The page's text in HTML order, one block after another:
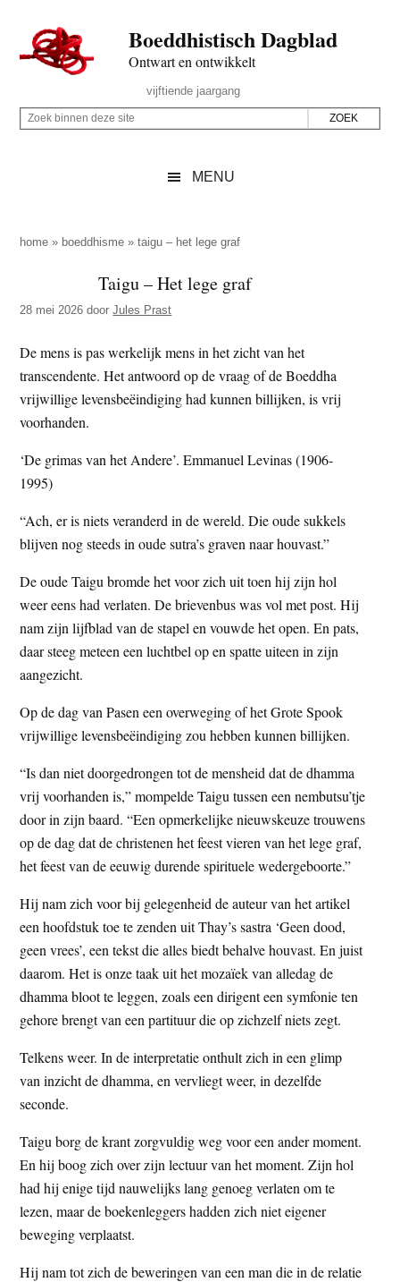
naar
de
inhoud
secondary
naar
de
sidebar
naar
de
Boeddhistisch Dagblad
Ontwart en ontwikkelt
Rechts
vijftiende jaargang
Z
p
z
e
s
i
t
Z
i
e
d
e
z
e
t
e
MENU
home » boeddhisme »taigu – het lege graf
Taigu – Het lege graf
28 mei 2026 doorJules Prast
De mens is pas werkelijk mens in het zicht van het
transcendente. Het antwoord op de vraag of de Boeddha
vrijwillige levensbeëindiging had kunnen billijken, is vrij
voorhanden.
‘De grimas van het Andere’. Emmanuel Levinas (1906-
1995)
“Ach, er is niets veranderd in de wereld. Die oude sukkels
blijven nog steeds in oude sutra’s graven naar houvast.”
De oude Taigu bromde het voor zich uit toen hij zijn hol
weer eens had verlaten. De brievenbus was vol met post. Hij
nam zijn lijfblad van de stapel en vouwde het open. En pats,
daar steeg meteen een luchtbel op en spatte uiteen in zijn
aangezicht.
Op de dag van Pasen een overweging of het Grote Spook
vrijwillige levensbeëindiging zou hebben kunnen billijken.
“Is dan niet doorgedrongen tot de mensheid dat de dhamma
vrij voorhanden is,” mompelde Taigu tussen een nembutsu’tje
door in zijn baard. “Een opmerkelijke nieuwskeuze trouwens
op de dag dat de christenen het feest vieren van het lege graf,
het feest van de eeuwig durende spirituele wedergeboorte.”
Hij nam zich voor bij gelegenheid de auteur van het artikel
een hoofdstuk toe te zenden uit Thay’s sastra ‘Geen dood,
geen vrees’, een tekst die alles biedt behalve houvast. En juist
daarom. Het is onze taak uit het mozaïek van alledag de
dhamma bloot te leggen, zoals een dirigent een symfonie ten
gehore brengt van een partituur die op zichzelf niets zegt.
Telkens weer. In de interpretatie onthult zich in een glimp
van inzicht de dhamma, en vervliegt weer, in dezelfde
seconde.
Taigu borg de krant zorgvuldig weg voor een ander moment.
En hij boog zich over zijn lectuur van het moment. Zijn hol
had hij enige tijd nauwelijks lang genoeg verlaten om te
lezen, maar de boekenleggers hadden zich niet eigener
beweging verplaatst.
Hij nam tot zich de beweringen van een man die in de relatie